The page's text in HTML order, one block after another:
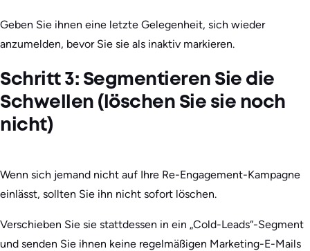
Geben Sie ihnen eine letzte Gelegenheit, sich wieder
anzumelden, bevor Sie sie als inaktiv markieren.
Schritt 3: Segmentieren Sie die
Schwellen (löschen Sie sie noch
nicht)
Wenn sich jemand nicht auf Ihre Re-Engagement-Kampagne
einlässt, sollten Sie ihn nicht sofort löschen.
Verschieben Sie sie stattdessen in ein „Cold-Leads“-Segment
und senden Sie ihnen keine regelmäßigen Marketing-E-Mails